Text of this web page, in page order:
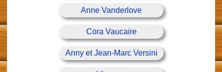
Anne Vanderlove
Cora Vaucaire
Anny et Jean-Marc Versini